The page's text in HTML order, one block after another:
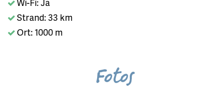
Strand: 33 km
Ort: 1000 m
Fotos